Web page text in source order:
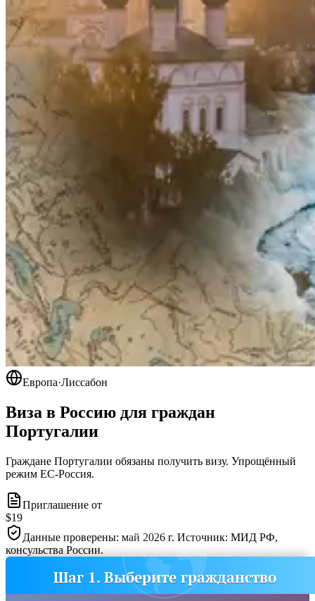
Европа·Лиссабон
Виза в Россию для граждан
Португалии
Граждане Португалии обязаны получить визу. Упрощённый
режим ЕС-Россия.
Приглашение от
$19
Данные проверены: май 2026 г. Источник: МИД РФ,
консульства России.
Шаг 1. Выберите гражданство